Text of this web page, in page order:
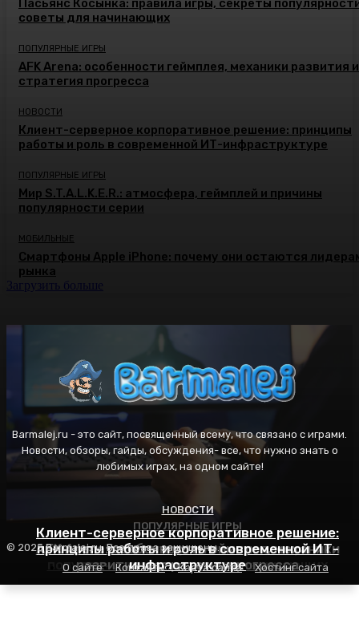
ПОПУЛЯРНЫЕ ИГРЫ
Пасьянс Косынка: правила игры, секреты
популярности и советы для начинающих
ПОПУЛЯРНЫЕ ИГРЫ
AFK Arena: особенности геймплея, механики
развития и стратегия прогресса
НОВОСТИ
Клиент-серверное корпоративное решение:
принципы работы и роль в современной ИТ-
инфраструктуре
Пасьянс Косынка: правила игры, секреты
советы для начинающих
ПОПУЛЯРНЫЕ ИГРЫ
AFK Arena: особенности геймплея, механики развития и
стратегия прогресса
НОВОСТИ
Клиент-серверное корпоративное решение: принципы
работы и роль в современной ИТ-инфраструктуре
ПОПУЛЯРНЫЕ ИГРЫ
Мир S.T.A.L.K.E.R.: атмосфера, геймплей и причины
популярности серии
МОБИЛЬНЫЕ
Смартфоны Apple iPhone: почему они остаются
рынка
Загрузить больше
Barmalej.ru - это сайт, посвященный всему, что связано с играми.
Новости, обзоры, гайды, обсуждения- все, что нужно знать о
любимых играх, на одном сайте!
© 2025 Barmalej.ru. Все права защищены.
О сайте
Контакты Карта сайта Хостинг сайта